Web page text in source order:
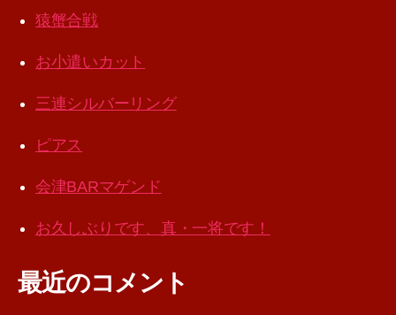
猿蟹合戦
お小遣いカット
三連シルバーリング
ピアス
会津BARマゲンド
お久しぶりです、真・一将です！
最近のコメント